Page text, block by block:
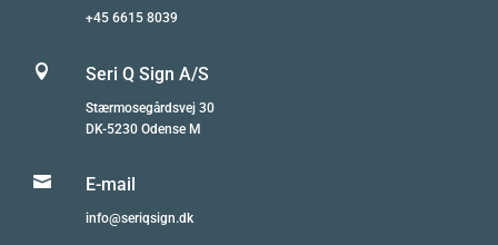
+45 6615 8039
 Seri Q Sign A/S
Stærmosegårdsvej 30
DK-5230 Odense M
 E-mail
info@seriqsign.dk